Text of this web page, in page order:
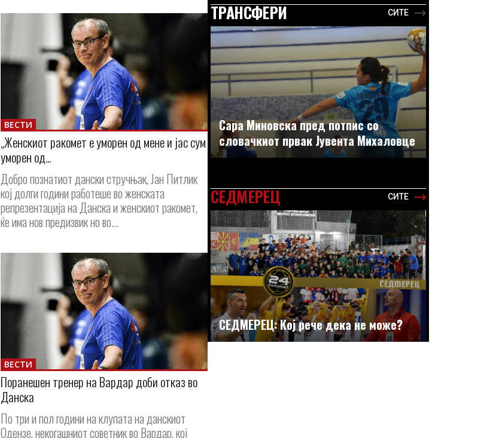
ВЕСТИ
„Женскиот ракомет е уморен од мене и јас сум
уморен од...
Добро познатиот дански стручњак, Јан Питлик
кој долги години работеше во женската
репрезентација на Данска и женскиот ракомет,
ќе има нов предизвик но во...
ВЕСТИ
Поранешен тренер на Вардар доби отказ во
Данска
По три и пол години на клупата на данскиот
Одензе, некогашниот советник во Вардар, кој
ТРАНСФЕРИ СИТЕ
Сара Миновска пред потпис со
словачкиот првак Јувента Михаловце
СЕДМЕРЕЦ СИТЕ
СЕДМЕРЕЦ: Кој рече дека не може?